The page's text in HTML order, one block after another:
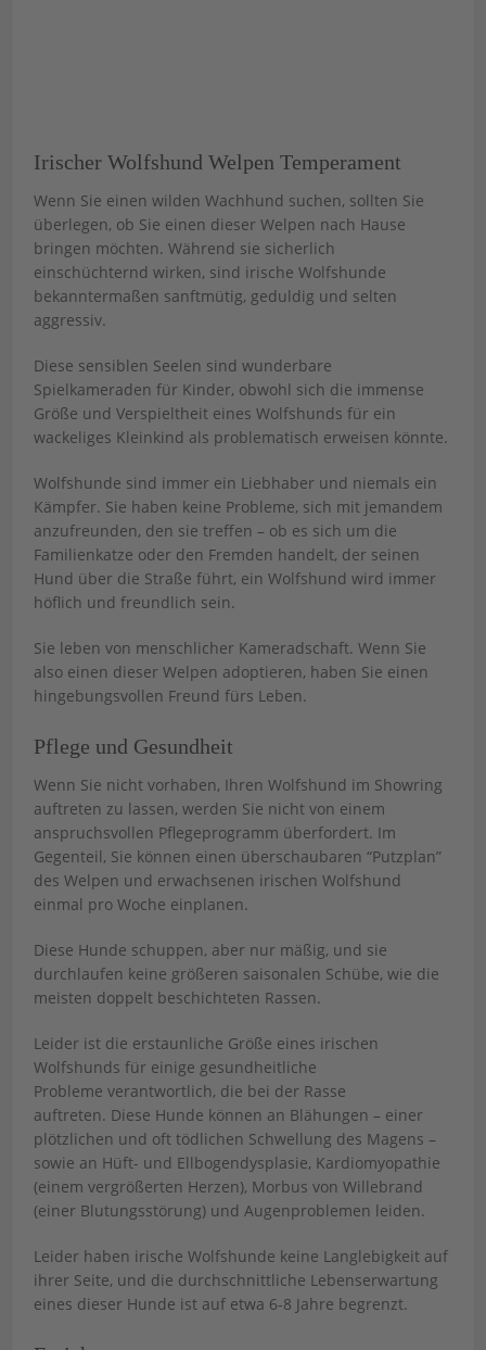
Irischer Wolfshund Welpen Temperament
Wenn Sie einen wilden Wachhund suchen, sollten Sie
überlegen, ob Sie einen dieser Welpen nach Hause
bringen möchten. Während sie sicherlich
einschüchternd wirken, sind irische Wolfshunde
bekanntermaßen sanftmütig, geduldig und selten
aggressiv.
Diese sensiblen Seelen sind wunderbare
Spielkameraden für Kinder, obwohl sich die immense
Größe und Verspieltheit eines Wolfshunds für ein
wackeliges Kleinkind als problematisch erweisen könnte.
Wolfshunde sind immer ein Liebhaber und niemals ein
Kämpfer. Sie haben keine Probleme, sich mit jemandem
anzufreunden, den sie treffen – ob es sich um die
Familienkatze oder den Fremden handelt, der seinen
Hund über die Straße führt, ein Wolfshund wird immer
höflich und freundlich sein.
Sie leben von menschlicher Kameradschaft. Wenn Sie
also einen dieser Welpen adoptieren, haben Sie einen
hingebungsvollen Freund fürs Leben.
Pflege und Gesundheit
Wenn Sie nicht vorhaben, Ihren Wolfshund im Showring
auftreten zu lassen, werden Sie nicht von einem
anspruchsvollen Pflegeprogramm überfordert. Im
Gegenteil, Sie können einen überschaubaren “Putzplan”
des Welpen und erwachsenen irischen Wolfshund
einmal pro Woche einplanen.
Diese Hunde schuppen, aber nur mäßig, und sie
durchlaufen keine größeren saisonalen Schübe, wie die
meisten doppelt beschichteten Rassen.
Leider ist die erstaunliche Größe eines irischen
Wolfshunds für einige gesundheitliche
Probleme verantwortlich, die bei der Rasse
auftreten. Diese Hunde können an Blähungen – einer
plötzlichen und oft tödlichen Schwellung des Magens –
sowie an Hüft- und Ellbogendysplasie, Kardiomyopathie
(einem vergrößerten Herzen), Morbus von Willebrand
(einer Blutungsstörung) und Augenproblemen leiden.
Leider haben irische Wolfshunde keine Langlebigkeit auf
ihrer Seite, und die durchschnittliche Lebenserwartung
eines dieser Hunde ist auf etwa 6-8 Jahre begrenzt.